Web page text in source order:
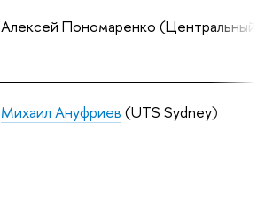
Алексей Пономаренко (Центральный
Михаил Ануфриев (UTS Sydney)